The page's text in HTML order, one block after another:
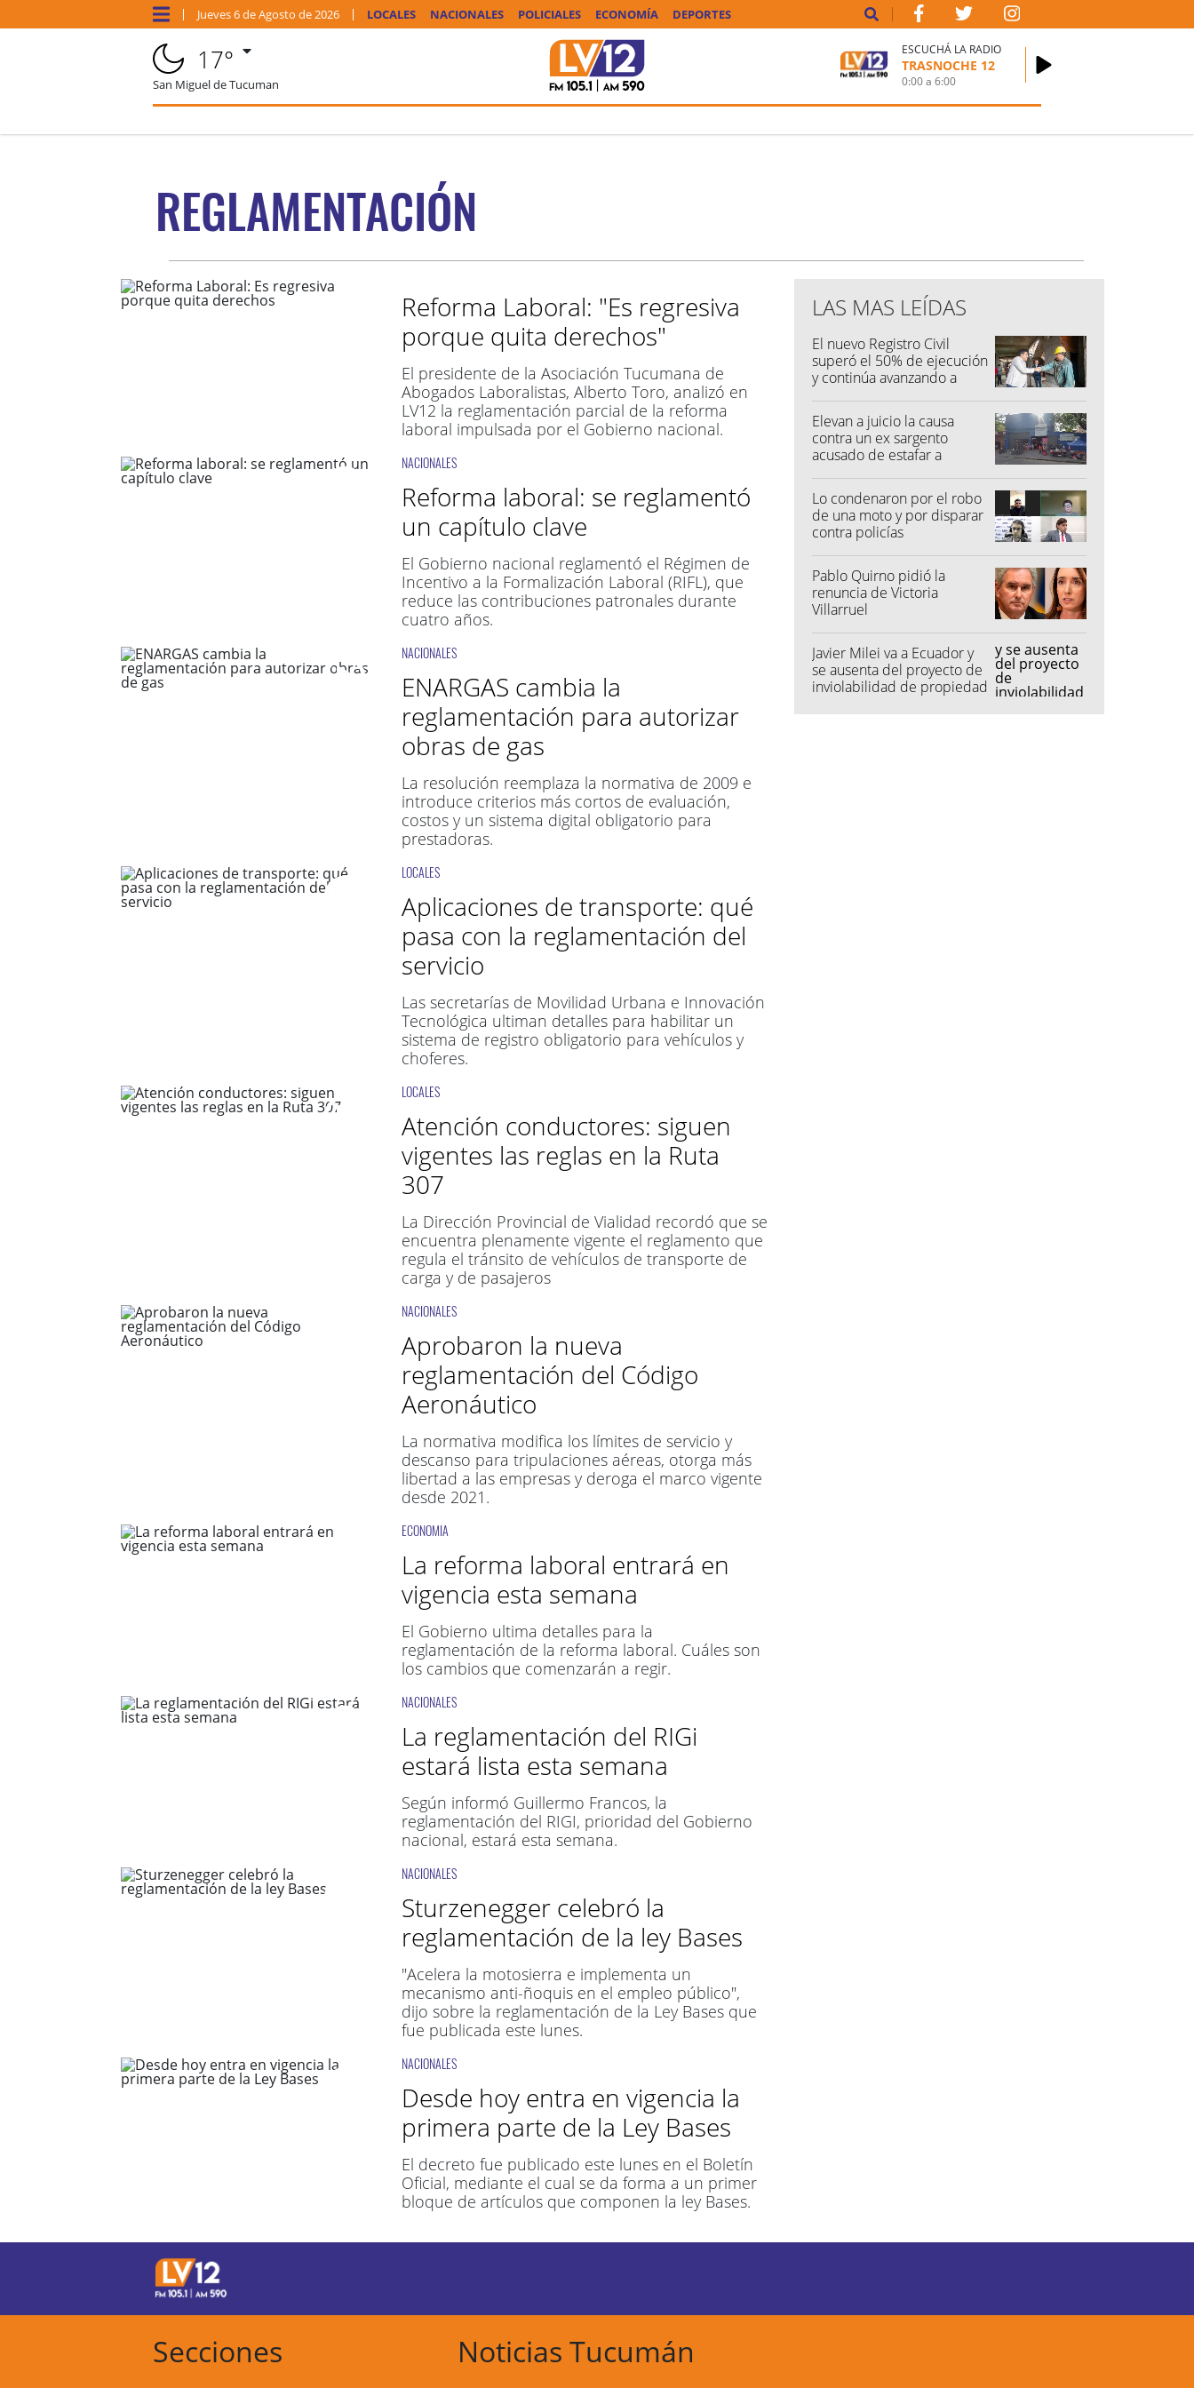
Jueves6 deAgosto de 2026 LOCALES NACIONALES POLICIALES ECONOMÍA DEPORTES
17°
San Miguel de Tucuman
ESCUCHÁ LA RADIO
TRASNOCHE 12
0:00a6:00
REGLAMENTACIÓN
Reforma Laboral: "Es regresiva
porque quita derechos"
El presidente de la Asociación Tucumana de
Abogados Laboralistas, Alberto Toro, analizó en
LV12 la reglamentación parcial de la reforma
laboral impulsada por el Gobierno nacional.
NACIONALES
Reforma laboral: se reglamentó
un capítulo clave
El Gobierno nacional reglamentó el Régimen de
Incentivo a la Formalización Laboral (RIFL), que
reduce las contribuciones patronales durante
cuatro años.
NACIONALES
ENARGAS cambia la
reglamentación para autorizar
obras de gas
La resolución reemplaza la normativa de 2009 e
introduce criterios más cortos de evaluación,
costos y un sistema digital obligatorio para
prestadoras.
LOCALES
Aplicaciones de transporte: qué
pasa con la reglamentación del
servicio
Las secretarías de Movilidad Urbana e Innovación
Tecnológica ultiman detalles para habilitar un
sistema de registro obligatorio para vehículos y
choferes.
LOCALES
Atención conductores: siguen
vigentes las reglas en la Ruta
307
La Dirección Provincial de Vialidad recordó que se
encuentra plenamente vigente el reglamento que
regula el tránsito de vehículos de transporte de
carga y de pasajeros
NACIONALES
Aprobaron la nueva
reglamentación del Código
Aeronáutico
La normativa modifica los límites de servicio y
descanso para tripulaciones aéreas, otorga más
libertad a las empresas y deroga el marco vigente
desde 2021.
ECONOMIA
La reforma laboral entrará en
vigencia esta semana
El Gobierno ultima detalles para la
reglamentación de la reforma laboral. Cuáles son
los cambios que comenzarán a regir.
NACIONALES
La reglamentación del RIGi
estará lista esta semana
Según informó Guillermo Francos, la
reglamentación del RIGI, prioridad del Gobierno
nacional, estará esta semana.
NACIONALES
Sturzenegger celebró la
reglamentación de la ley Bases
"Acelera la motosierra e implementa un
mecanismo anti-ñoquis en el empleo público",
dijo sobre la reglamentación de la Ley Bases que
fue publicada este lunes.
NACIONALES
Desde hoy entra en vigencia la
primera parte de la Ley Bases
El decreto fue publicado este lunes en el Boletín
Oficial, mediante el cual se da forma a un primer
bloque de artículos que componen la ley Bases.
LAS MAS LEÍDAS
El nuevo Registro Civil
superó el 50% de ejecución
y continúa avanzando a
Elevan a juicio la causa
contra un ex sargento
acusado de estafar a
Lo condenaron por el robo
de una moto y por disparar
contra policías
Pablo Quirno pidió la
renuncia de Victoria
Villarruel
Javier Milei va a Ecuador y
se ausenta del proyecto de
inviolabilidad de propiedad
Secciones Noticias Tucumán